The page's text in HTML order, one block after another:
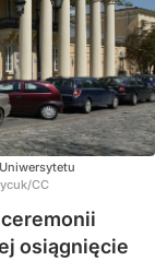
CC
osiągnięcie